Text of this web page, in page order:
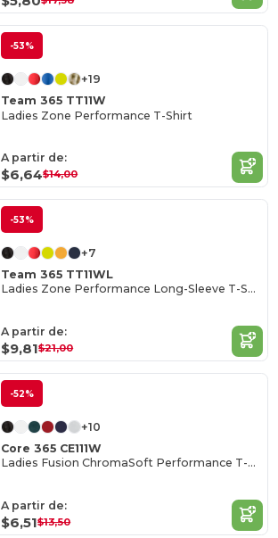
-53%
+19
Team 365 TT11W
Ladies Zone Performance T-Shirt
A partir de:
$6,64$14,00
-53%
+7
Team 365 TT11WL
Ladies Zone Performance Long-Sleeve T-Shirt
A partir de:
$9,81$21,00
-52%
+10
Core 365 CE111W
Ladies Fusion ChromaSoft Performance T-Shirt
A partir de:
$6,51$13,50